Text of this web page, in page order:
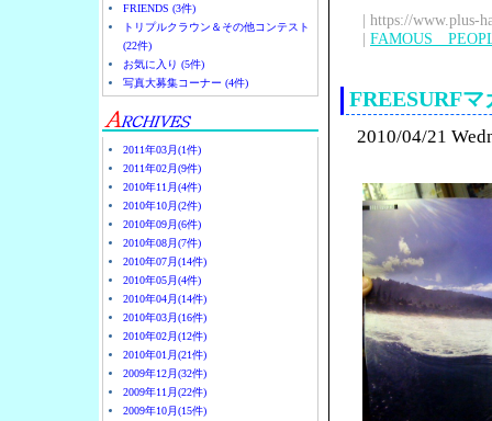
FRIENDS (3件)
トリプルクラウン＆その他コンテスト
(22件)
お気に入り (5件)
写真大募集コーナー (4件)
2011年03月(1件)
2011年02月(9件)
2010年11月(4件)
2010年10月(2件)
2010年09月(6件)
2010年08月(7件)
2010年07月(14件)
2010年05月(4件)
2010年04月(14件)
2010年03月(16件)
2010年02月(12件)
2010年01月(21件)
2009年12月(32件)
2009年11月(22件)
2009年10月(15件)
| https://www.plus-
| FAMOUS
FREESURF
2010/04/21